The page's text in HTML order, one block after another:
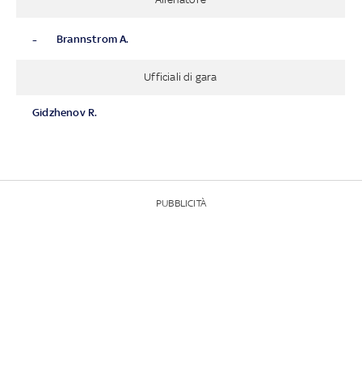
- Brannstrom A.
Ufficiali di gara
Gidzhenov R.
PUBBLICITÀ